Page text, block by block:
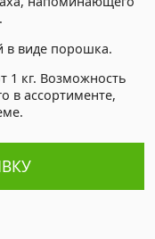
в виде порошка.
1 кг. Возможность
в ассортименте,